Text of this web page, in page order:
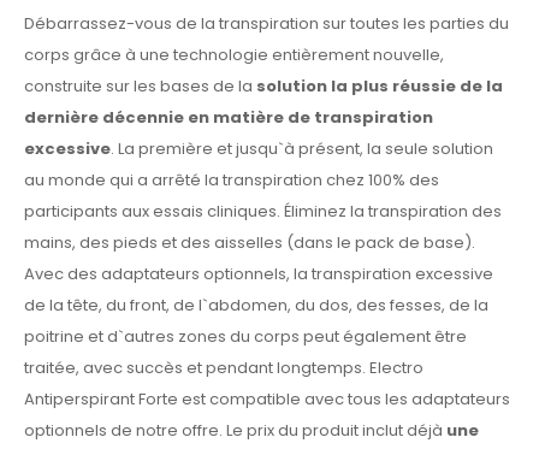
Débarrassez-vous de la transpiration sur toutes les parties du
corps grâce à une technologie entièrement nouvelle,
construite sur les bases de la solution la plus réussie de la
dernière décennie en matière de transpiration
excessive. La première et jusqu`à présent, la seule solution
au monde qui a arrêté la transpiration chez 100% des
participants aux essais cliniques. Éliminez la transpiration des
mains, des pieds et des aisselles (dans le pack de base).
Avec des adaptateurs optionnels, la transpiration excessive
de la tête, du front, de l`abdomen, du dos, des fesses, de la
poitrine et d`autres zones du corps peut également être
traitée, avec succès et pendant longtemps. Electro
Antiperspirant Forte est compatible avec tous les adaptateurs
optionnels de notre offre. Le prix du produit inclut déjà une